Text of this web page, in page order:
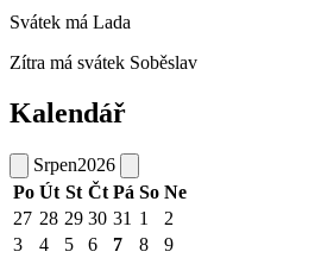
Svátek má Lada
Zítra má svátek Soběslav
Kalendář
Srpen2026
Po Út St Čt Pá So Ne
27 28 29 30 31 1
2
3
4 5 6 7 8
9